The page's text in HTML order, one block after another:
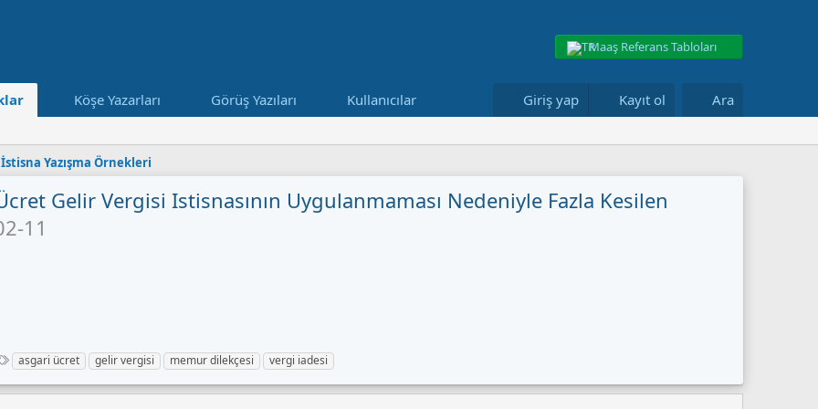
Maaş Referans Tabloları
Köşe Yazarları Görüş Yazıları Kullanıcılar Giriş yap Kayıt ol Ara
Yazışma Örnekleri
Gelir Vergisi Istisnasının Uygulanmaması Nedeniyle Fazla Kesilen
11
E
t
i
asgari ücret gelir vergisi memur dilekçesi vergi iadesi